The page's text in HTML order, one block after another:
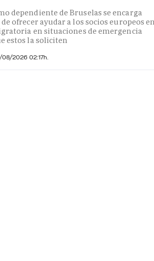
dependiente de Bruselas se encarga
de ofrecer ayudar a los socios europeos
en situaciones de emergencia
estos la soliciten
2026 02:17h.